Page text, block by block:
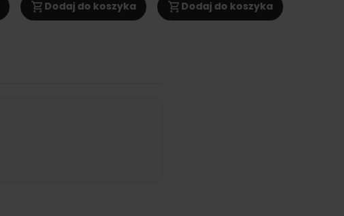
shopping_cart Dodaj do koszyka shopping_cart Dodaj do koszyka